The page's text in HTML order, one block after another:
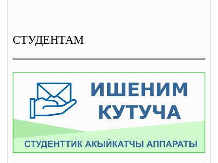
СТУДЕНТАМ